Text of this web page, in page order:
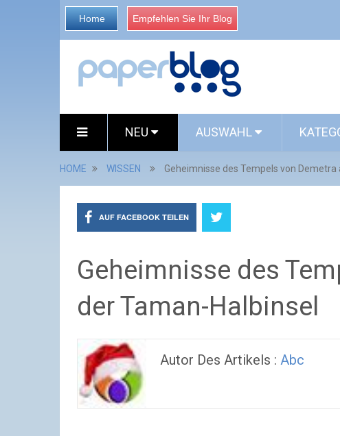
Home Empfehlen Sie Ihr Blog
NEU AUSWAHL
HOME WISSEN Geheimnisse des Tempels von Demetra
AUF FACEBOOK TEILEN
Geheimnisse des
der Taman-Halbinsel
Autor Des Artikels : Abc